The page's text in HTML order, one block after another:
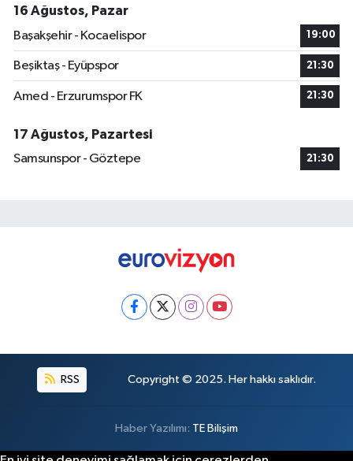
16 Ağustos, Pazar
Başakşehir - Kocaelispor
19:00
Beşiktaş - Eyüpspor 21:30
Amed - Erzurumspor FK 21:30
17 Ağustos, Pazartesi
Samsunspor - Göztepe
21:30
RSS Copyright © 2025. Her hakkı saklıdır.
Haber Yazılımı: TE Bilişim